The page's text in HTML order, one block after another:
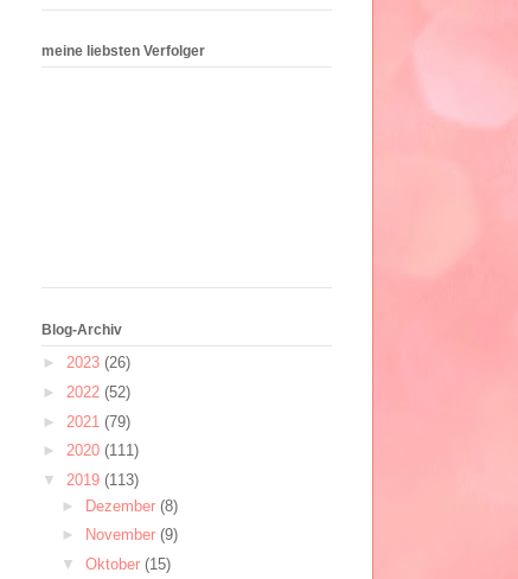
meine liebsten Verfolger
Blog-Archiv
► 2023 (26)
► 2022 (52)
► 2021 (79)
► 2020 (111)
▼ 2019 (113)
► Dezember (8)
►
November (9)
▼ Oktober (15)